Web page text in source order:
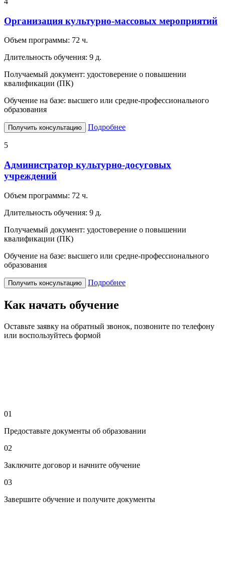
Организация культурно-массовых мероприятий
Объем программы: 72 ч.
Длительность обучения: 9 д.
Получаемый документ: удостоверение о повышении
квалификации (ПК)
Обучение на базе: высшего или средне-профессионального
образования
Получить консультацию Подробнее
5
Администратор культурно-досуговых
учреждений
Объем программы: 72 ч.
Длительность обучения: 9 д.
Получаемый документ: удостоверение о повышении
квалификации (ПК)
Обучение на базе: высшего или средне-профессионального
образования
Получить консультацию Подробнее
Как начать обучение
Оставьте заявку на обратный звонок, позвоните по телефону
или воспользуйтесь формой
01
Предоставьте документы об образовании
02
Заключите договор и начните обучение
03
Завершите обучение и получите документы